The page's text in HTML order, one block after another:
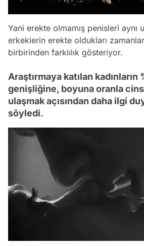
Yani erekte olmamış penisleri aynı
erkeklerin erekte oldukları
birbirinden farklılık gösteriyor.
Araştırmaya katılan
genişliğine, boyuna oranla
ulaşmak açısından daha ilgi
söyledi.